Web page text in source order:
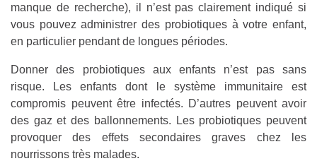
manque de recherche), il n’est pas clairement indiqué si
vous pouvez administrer des probiotiques à votre enfant,
en particulier pendant de longues périodes.
Donner des probiotiques aux enfants n’est pas sans
risque. Les enfants dont le système immunitaire est
compromis peuvent être infectés. D’autres peuvent avoir
des gaz et des ballonnements. Les probiotiques peuvent
provoquer des effets secondaires graves chez les
nourrissons très malades.